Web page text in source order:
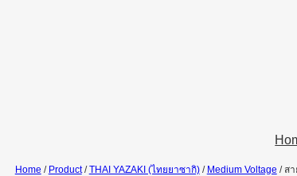
Home / Product/THAI YAZAKI (ไทยยาซากิ)/ Medium Voltage / ส